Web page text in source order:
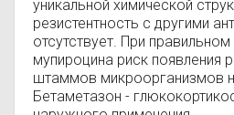
уникальной химической
резистентность с другими
отсутствует. При
мупироцина риск появления
штаммов микроорганизмов
Бетаметазон -